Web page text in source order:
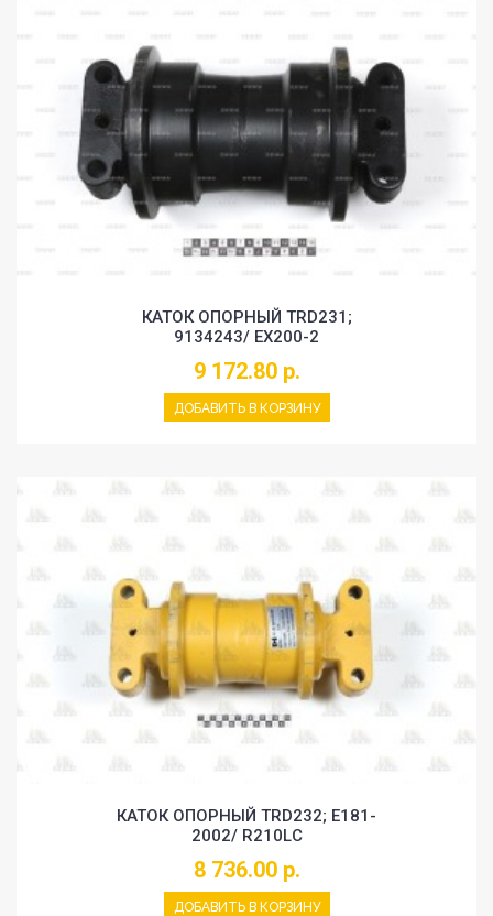
КАТОК ОПОРНЫЙ TRD231;
9134243/ EX200-2
9 172.80 р.
ДОБАВИТЬ В КОРЗИНУ
КАТОК ОПОРНЫЙ TRD232; E181-
2002/ R210LC
8 736.00 р.
ДОБАВИТЬ В КОРЗИНУ